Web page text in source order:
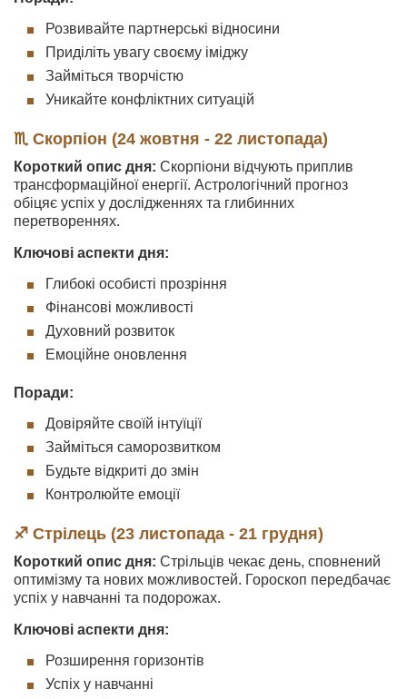
Розвивайте партнерські відносини
Приділіть увагу своєму іміджу
Займіться творчістю
Уникайте конфліктних ситуацій
♏ Скорпіон (24 жовтня - 22 листопада)
Короткий опис дня: Скорпіони відчують приплив
трансформаційної енергії. Астрологічний прогноз
обіцяє успіх у дослідженнях та глибинних
перетвореннях.
Ключові аспекти дня:
Глибокі особисті прозріння
Фінансові можливості
Духовний розвиток
Емоційне оновлення
Поради:
Довіряйте своїй інтуїції
Займіться саморозвитком
Будьте відкриті до змін
Контролюйте емоції
♐ Стрілець (23 листопада - 21 грудня)
Короткий опис дня: Стрільців чекає день, сповнений
оптимізму та нових можливостей. Гороскоп передбачає
успіх у навчанні та подорожах.
Ключові аспекти дня:
Розширення горизонтів
Успіх у навчанні